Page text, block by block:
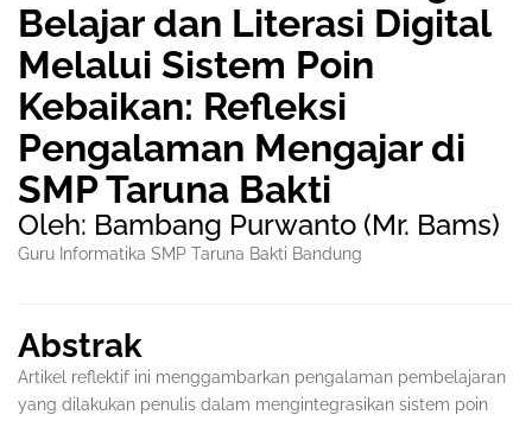
Belajar dan Literasi Digital
Melalui Sistem Poin
Kebaikan: Refleksi
Pengalaman Mengajar di
SMP Taruna Bakti
Oleh: Bambang Purwanto (Mr. Bams)
Guru Informatika SMP Taruna Bakti Bandung
Abstrak
Artikel reflektif ini menggambarkan pengalaman pembelajaran
yang dilakukan penulis dalam mengintegrasikan sistem poin